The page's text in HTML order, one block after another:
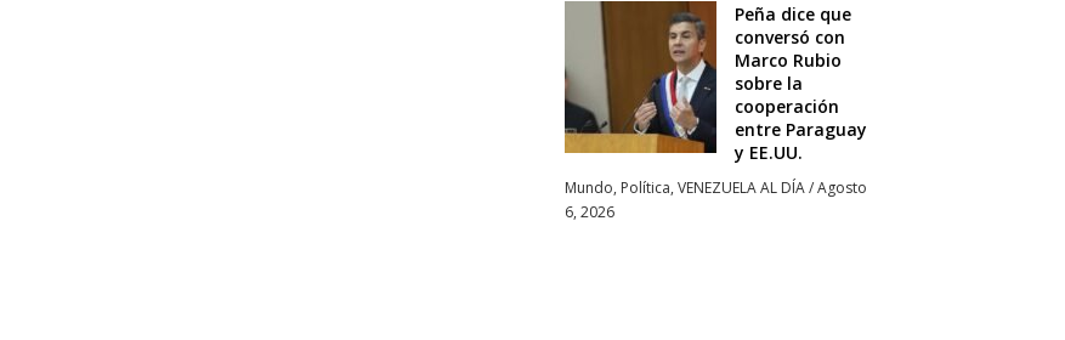
Peña dice que
conversó con
Marco Rubio
sobre la
cooperación
entre Paraguay
y EE.UU.
Mundo, Política, VENEZUELA AL DÍA/Agosto
6, 2026